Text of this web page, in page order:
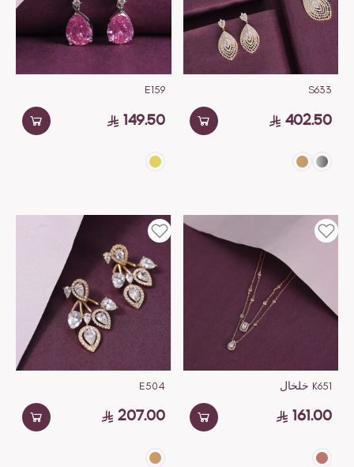
S633
402.50
E159
149.50
K651 خلخال
161.00
E504
207.00